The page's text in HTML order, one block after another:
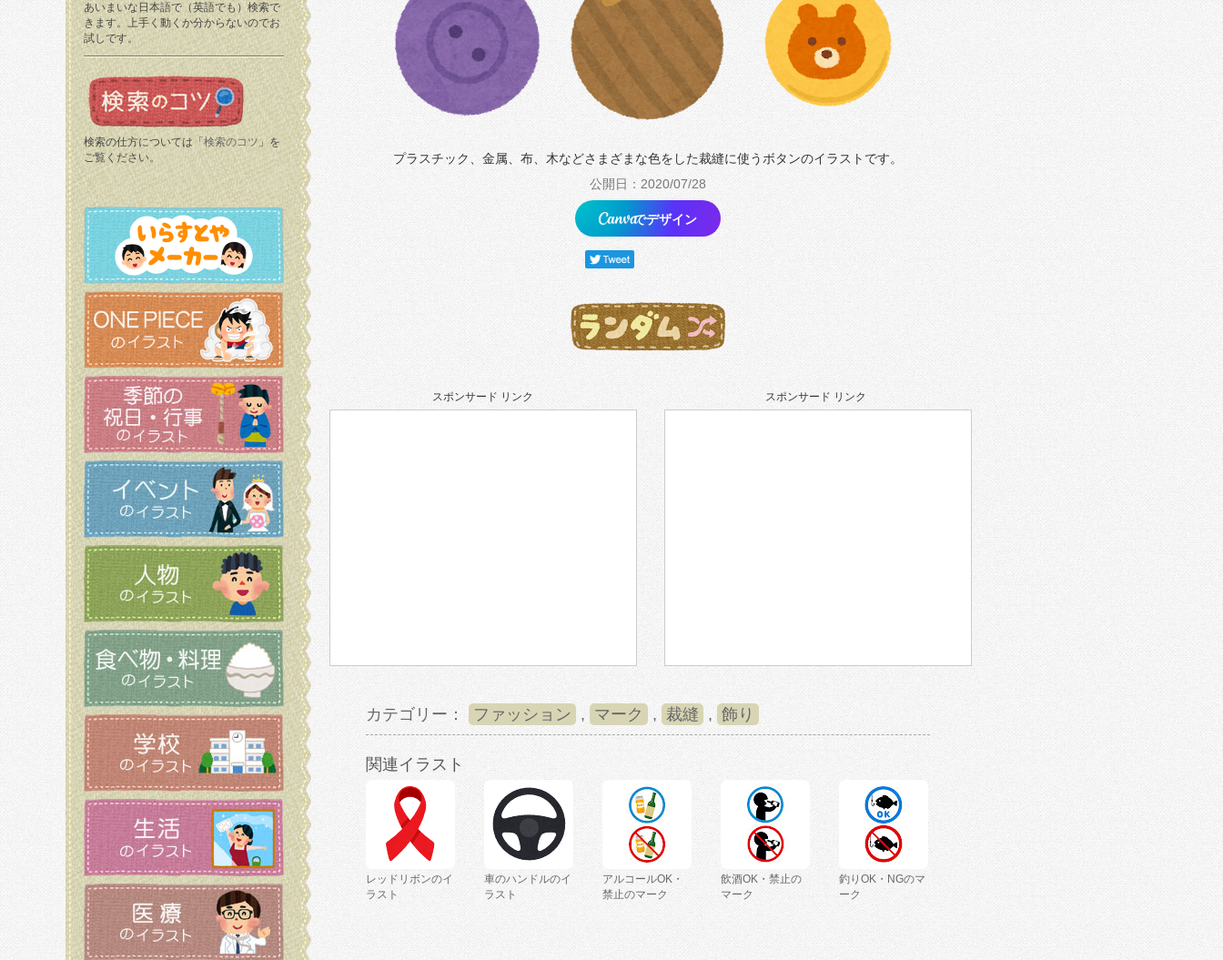
あいまいな日本語で（英語でも）検索で
きます。上手く動くか分からないのでお
試しです。
検索の仕方については「 検索のコツ 」を
ご覧ください。
プラスチック、金属、布、木などさまざまな色をした裁縫に使うボタンのイラストです。
公開日：2020/07/28
でデザイン
スポンサード リンク スポンサード リンク
カテゴリー： ファッション , マーク , 裁縫 , 飾り
関連イラスト
レッドリボンのイ
ラスト
車のハンドルのイ
ラスト
アルコールOK・
禁止のマーク
飲酒OK・禁止の
マーク
釣りOK・NGのマ
ーク